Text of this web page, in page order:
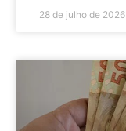
28 de julho de 2026